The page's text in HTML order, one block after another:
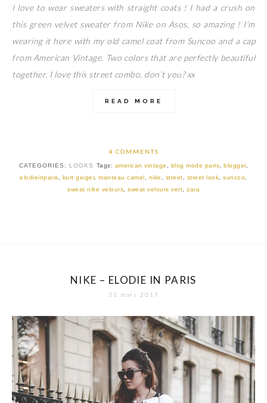
I love to wear sweaters with straight coats ! I had a crush on
this green velvet sweater from Nike on Asos, so amazing ! I’m
wearing it here with my old camel coat from Suncoo and a cap
from American Vintage. Two colors that are perfectly beautiful
together. I love this street combo, don’t you? xx
READ MORE
4 COMMENTS
CATEGORIES: LOOKS Tags: american vintage , blog mode paris,blogger,
elodieinparis, kurt geiger,manteau camel, nike , street, street look,suncoo,
sweat nike velours, sweat velours vert, zara
NIKE – ELODIE IN PARIS
31 mars 2017